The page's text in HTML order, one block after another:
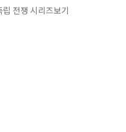
전쟁 시리즈보기